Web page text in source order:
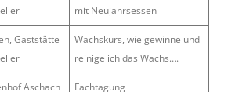
mit Neujahrsessen
Gaststätte
Wachskurs, wie gewinne und
reinige ich das Wachs….
Aschach
Fachtagung